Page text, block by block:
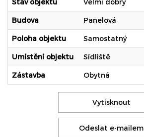
Budova Panelová
Poloha objektu Samostatný
Umístění objektu Sídliště
Zástavba Obytná
Vytisknout
Odeslat e-mailem